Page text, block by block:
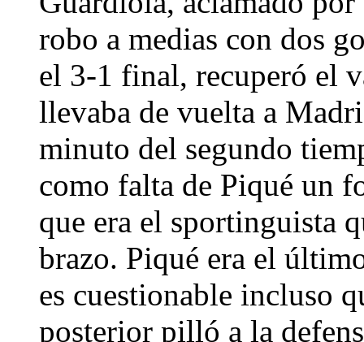
robo a medias con dos
el 3-1 final, recuperó el
llevaba de vuelta a
minuto del segundo
como falta de Piqué un
que era el sportinguista
brazo. Piqué era el
es cuestionable incluso
posterior pilló a la